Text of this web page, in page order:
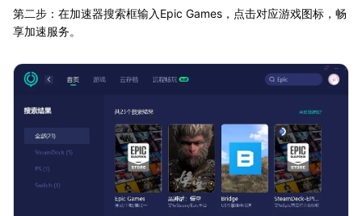
第二步：在加速器搜索框输入Epic Games，点击对应游戏图标，畅
享加速服务。